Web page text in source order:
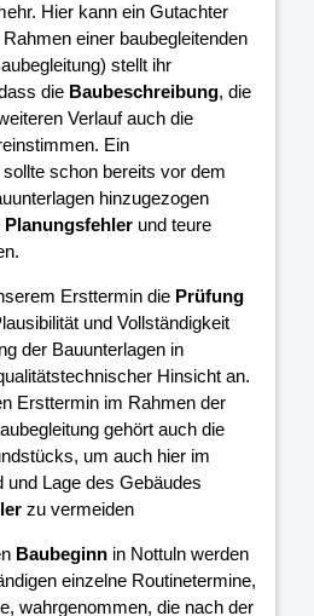
Hier kann ein Gutachter
einer baubegleitenden
stellt ihr
die Baubeschreibung, die
Verlauf auch die
Ein
schon bereits vor dem
hinzugezogen
Planungsfehler und teure
Ersttermin die Prüfung
und Vollständigkeit
der Bauunterlagen in
Hinsicht an.
Ersttermin im Rahmen der
gehört auch die
um auch hier im
und Lage des Gebäudes
zu vermeiden
Baubeginn in Nottuln werden
einzelne Routinetermine,
wahrgenommen, die nach der